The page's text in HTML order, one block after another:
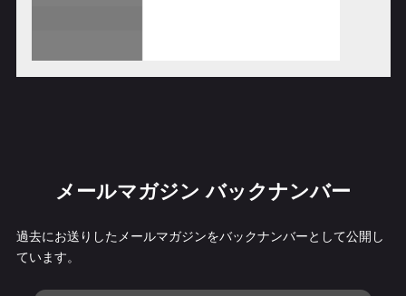
メールマガジン バックナンバー
過去にお送りしたメールマガジンをバックナンバーとして公開し
ています。